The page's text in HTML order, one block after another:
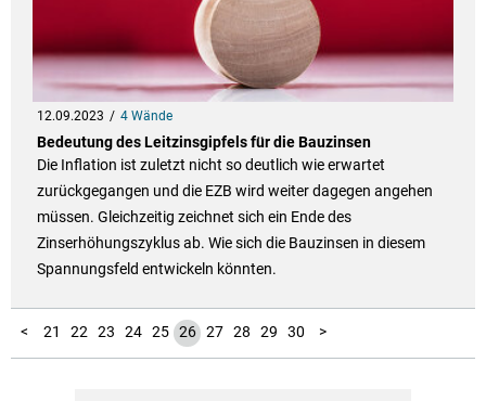
12.09.2023 4 Wände
Bedeutung des Leitzinsgipfels für die Bauzinsen
Die Inflation ist zuletzt nicht so deutlich wie erwartet
zurückgegangen und die EZB wird weiter dagegen angehen
müssen. Gleichzeitig zeichnet sich ein Ende des
Zinserhöhungszyklus ab. Wie sich die Bauzinsen in diesem
Spannungsfeld entwickeln könnten.
<
1
2
3
4
5
6
7
8
9
10
11
12
13
14
15
16
17
18
19
20 21 22 23 24 25 26 27 28 29 30
31
32
33
34
35
36
37
38
39
40
41
42
43
44
45
46
47
48
49
50
51
52
53
54
55
56
57
58
59
60 >